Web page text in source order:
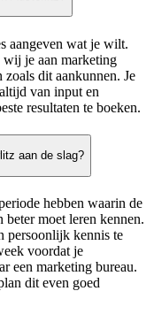
aangeven wat je wilt.
wij je aan marketing
dit aankunnen. Je
van input en
resultaten te boeken.
aan de slag?
hebben waarin de
beter moet leren kennen.
persoonlijk kennis te
voordat je
een marketing bureau.
dit even goed